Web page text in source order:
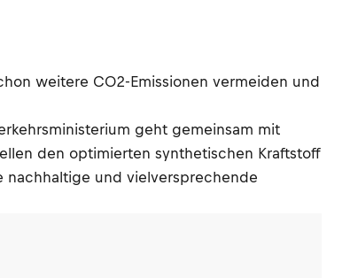
weitere CO2-Emissionen vermeiden und
geht gemeinsam mit
den optimierten synthetischen Kraftstoff
nachhaltige und vielversprechende